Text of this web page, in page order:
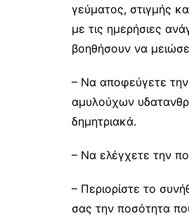
γεύματος, στιγμής
με τις ημερήσιες
βοηθήσουν να
– Να αποφεύγετε
αμυλούχων
δημητριακά.
– Να ελέγχετε την
– Περιορίστε το
σας την ποσότητα